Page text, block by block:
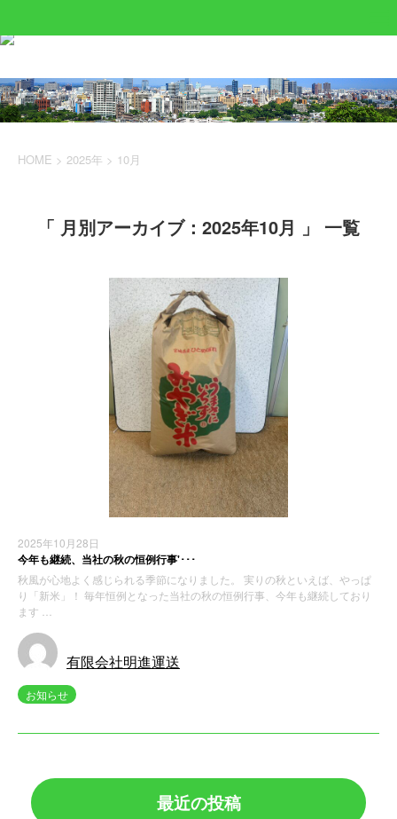
HOME > 2025年 > 10月
「 月別アーカイブ：2025年10月 」 一覧
2025年10月28日
今年も継続、当社の秋の恒例行事'･･･
秋風が心地よく感じられる季節になりました。 実りの秋といえば、やっぱ
り「新米」！ 毎年恒例となった当社の秋の恒例行事、今年も継続しており
ます …
有限会社明進運送
お知らせ
最近の投稿